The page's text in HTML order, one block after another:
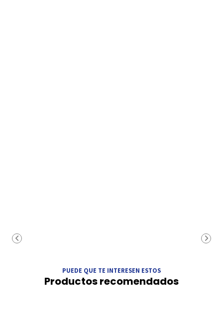
PUEDE QUE TE INTERESEN ESTOS
Productos recomendados